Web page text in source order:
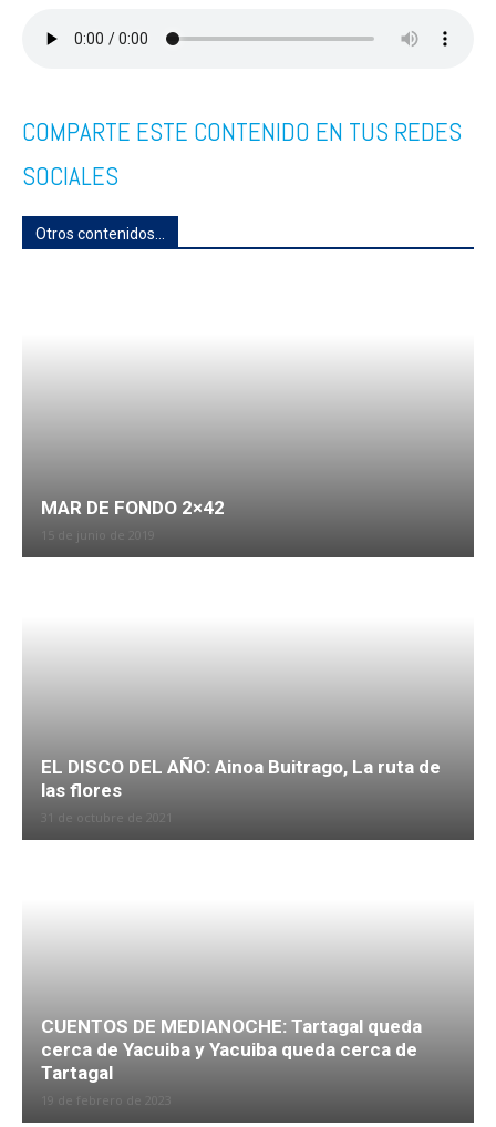
COMPARTE ESTE CONTENIDO EN TUS REDES
SOCIALES
Otros contenidos...
MAR DE FONDO 2×42
EL DISCO DEL AÑO: Ainoa Buitrago, La ruta de
las flores
31 de octubre de 2021
CUENTOS DE MEDIANOCHE: Tartagal queda
cerca de Yacuiba y Yacuiba queda cerca de
Tartagal
19 de febrero de 2023